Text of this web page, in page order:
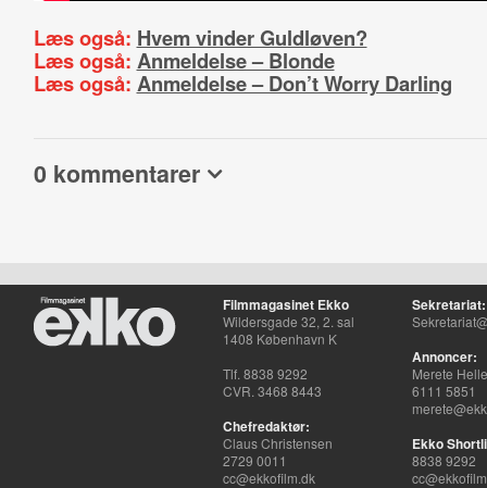
Læs også: Hvem vinder Guldløven?
Læs også: Anmeldelse – Blonde
Læs også: Anmeldelse – Don’t Worry Darling
0 kommentarer
Filmmagasinet Ekko
Wildersgade 32, 2. sal
1408 København K
Tlf. 8838 9292
CVR. 3468 8443
Chefredaktør:
Claus Christensen
2729 0011
cc@ekkofilm.dk
Sekretariat:
Annoncer:
Merete
6111 5851
Ekko
8838 9292